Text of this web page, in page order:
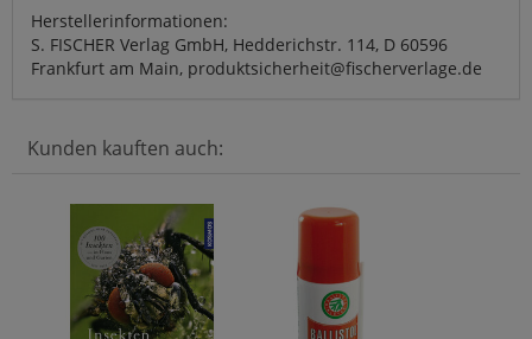
Herstellerinformationen:
S. FISCHER Verlag GmbH, Hedderichstr. 114, D 60596
Frankfurt am Main, produktsicherheit@fischerverlage.de
Kunden kauften auch: